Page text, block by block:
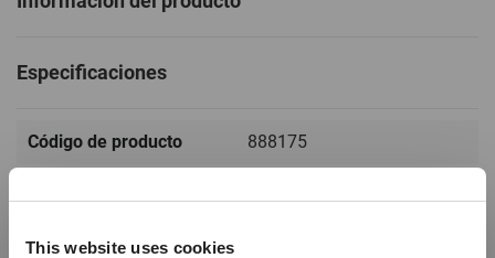
This website uses cookies
Especificaciones
Código de producto 888175